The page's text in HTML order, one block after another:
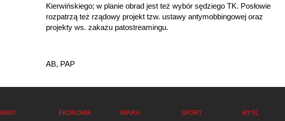
Kierwińskiego; w planie obrad jest też wybór sędziego TK. Posłowie
rozpatrzą też rządowy projekt tzw. ustawy antymobbingowej oraz
projekty ws. zakazu patostreamingu.
AB, PAP
EKONOMIA
WIARA
SPORT
MYŚL